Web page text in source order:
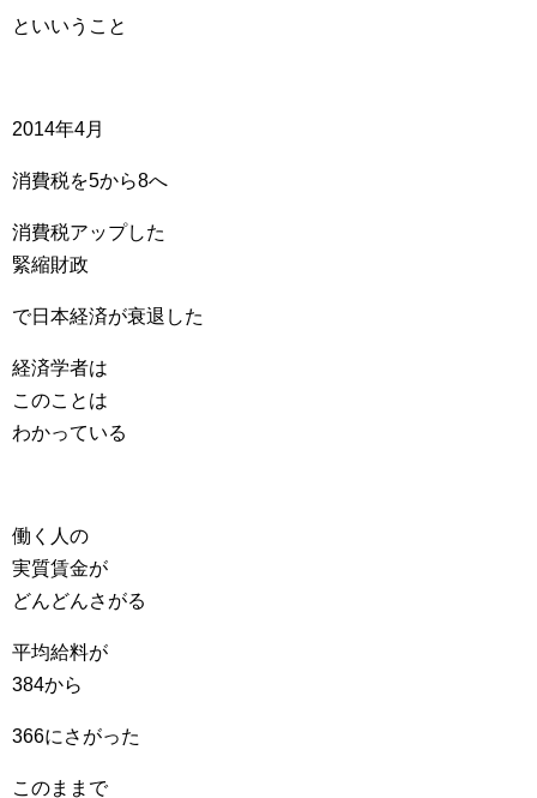
といいうこと
2014年4月
消費税を5から8へ
消費税アップした
緊縮財政
で日本経済が衰退した
経済学者は
このことは
わかっている
働く人の
実質賃金が
どんどんさがる
平均給料が
384から
366にさがった
このままで